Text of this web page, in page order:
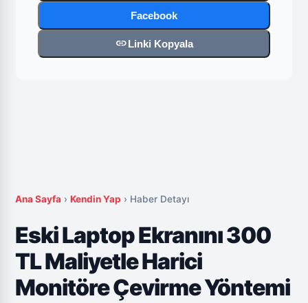
Facebook
linkLinki Kopyala
Ana Sayfa ›Kendin Yap › Haber Detayı
Eski Laptop Ekranını 300
TL Maliyetle Harici
Monitöre Çevirme Yöntemi